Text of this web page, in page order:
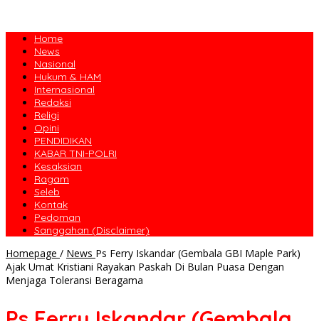
Home
News
Nasional
Hukum & HAM
Internasional
Redaksi
Religi
Opini
PENDIDIKAN
KABAR TNI-POLRI
Kesaksian
Ragam
Seleb
Kontak
Pedoman
Sanggahan (Disclaimer)
Homepage / News Ps Ferry Iskandar (Gembala GBI Maple Park)
Ajak Umat Kristiani Rayakan Paskah Di Bulan Puasa Dengan
Menjaga Toleransi Beragama